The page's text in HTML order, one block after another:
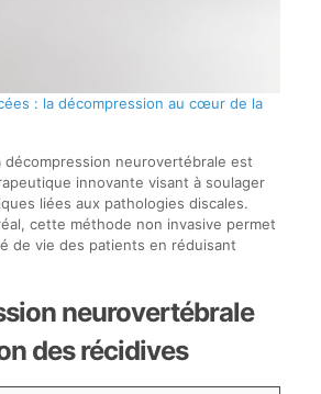
: la décompression au cœur de la
décompression neurovertébrale est
innovante visant à soulager
liées aux pathologies discales.
cette méthode non invasive permet
de vie des patients en réduisant
neurovertébrale
des récidives